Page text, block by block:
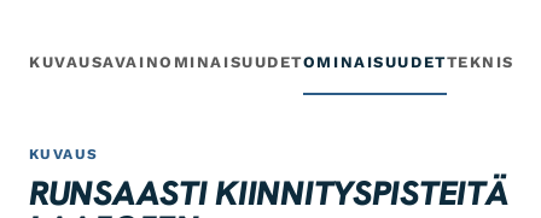
KUVAUSAVAINOMINAISUUDETOMINAISUUDET
KUVAUS
RUNSAASTI KIINNITYSPISTEITÄ